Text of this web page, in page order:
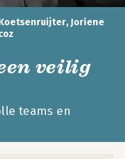
Joriene
veilig
teams en